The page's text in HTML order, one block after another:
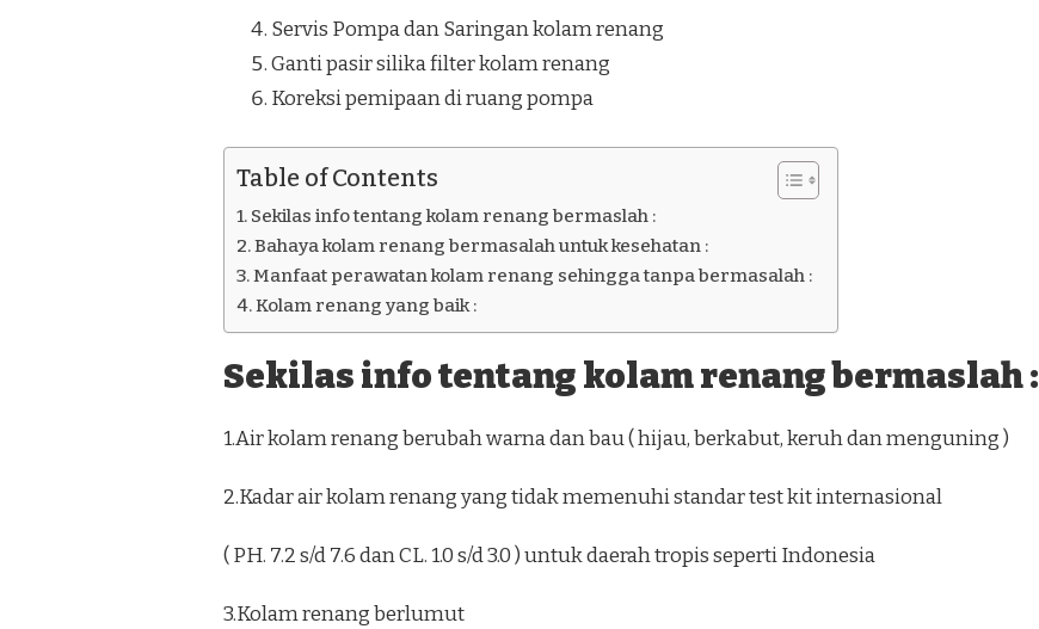
Servis Pompa dan Saringan kolam renang
Ganti pasir silika filter kolam renang
Koreksi pemipaan di ruang pompa
Table of Contents
Sekilas info tentang kolam renang bermaslah :
Bahaya kolam renang bermasalah untuk kesehatan :
Manfaat perawatan kolam renang sehingga tanpa bermasalah :
Kolam renang yang baik :
Sekilas info tentang kolam renang bermaslah :
1.Air kolam renang berubah warna dan bau ( hijau, berkabut, keruh dan menguning )
2.Kadar air kolam renang yang tidak memenuhi standar test kit internasional
( PH. 7.2 s/d 7.6 dan CL. 1.0 s/d 3.0 ) untuk daerah tropis seperti Indonesia
3.Kolam renang berlumut